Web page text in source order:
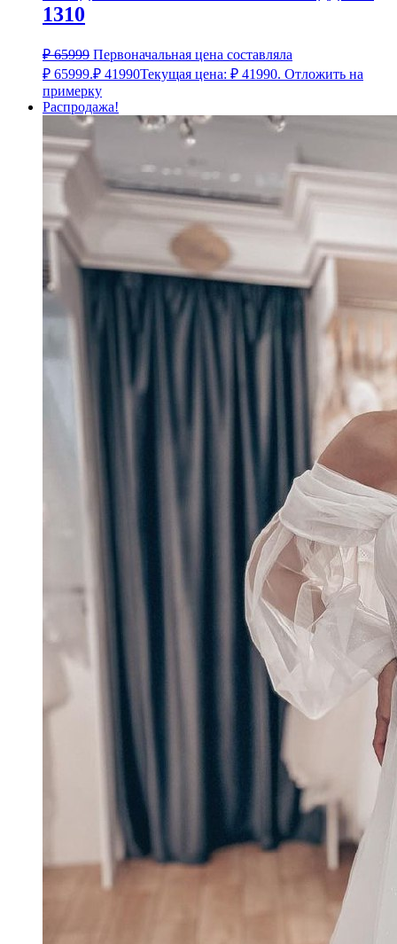
1310
₽65999 Первоначальная цена составляла
₽ 65999.₽ 41990Текущая цена: ₽ 41990. Отложить на
примерку
Распродажа!